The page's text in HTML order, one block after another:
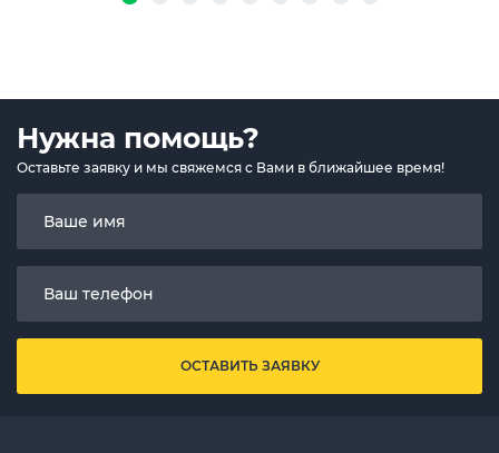
Нужна помощь?
Оставьте заявку и мы свяжемся с Вами в ближайшее время!
ОСТАВИТЬ ЗАЯВКУ